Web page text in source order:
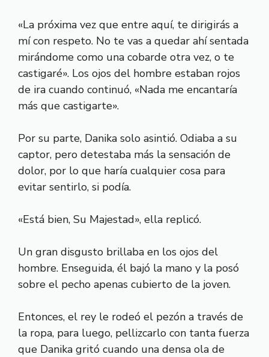
«La próxima vez que entre aquí, te dirigirás a
mí con respeto. No te vas a quedar ahí sentada
mirándome como una cobarde otra vez, o te
castigaré». Los ojos del hombre estaban rojos
de ira cuando continuó, «Nada me encantaría
más que castigarte».
Por su parte, Danika solo asintió. Odiaba a su
captor, pero detestaba más la sensación de
dolor, por lo que haría cualquier cosa para
evitar sentirlo, si podía.
«Está bien, Su Majestad», ella replicó.
Un gran disgusto brillaba en los ojos del
hombre. Enseguida, él bajó la mano y la posó
sobre el pecho apenas cubierto de la joven.
Entonces, el rey le rodeó el pezón a través de
la ropa, para luego, pellizcarlo con tanta fuerza
que Danika gritó cuando una densa ola de